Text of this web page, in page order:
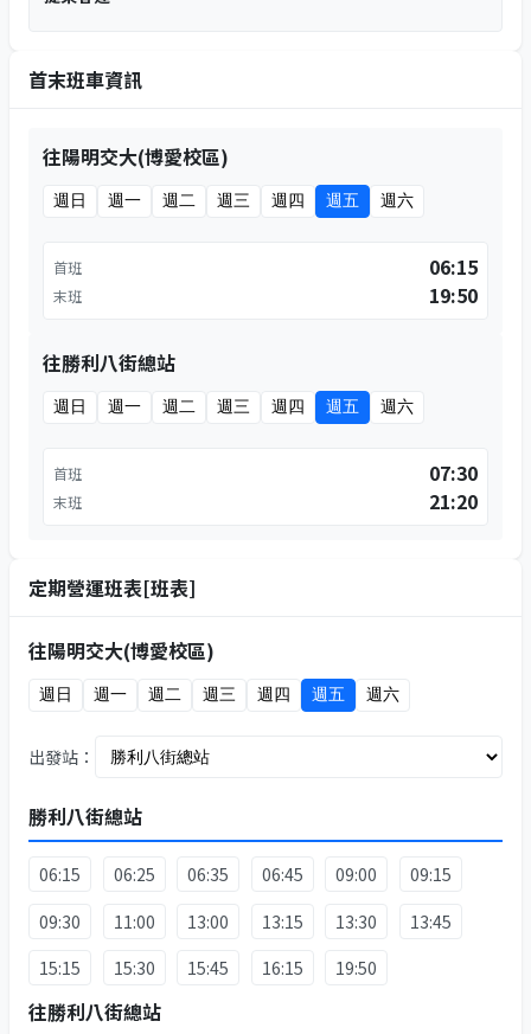
首末班車資訊
往陽明交大(博愛校區)
週日 週一 週二 週三 週四 週五 週六
首班 06:15
末班 19:50
往勝利八街總站
週日 週一 週二 週三 週四 週五 週六
首班 07:30
末班 21:20
定期營運班表[班表]
往陽明交大(博愛校區)
週日 週一 週二 週三 週四 週五 週六
出發站：
勝利八街總站
06:15 06:25 06:35 06:45 09:00
09:15
09:30
11:00 13:00 13:15 13:30
13:45
15:15
15:30 15:45 16:15 19:50
往勝利八街總站